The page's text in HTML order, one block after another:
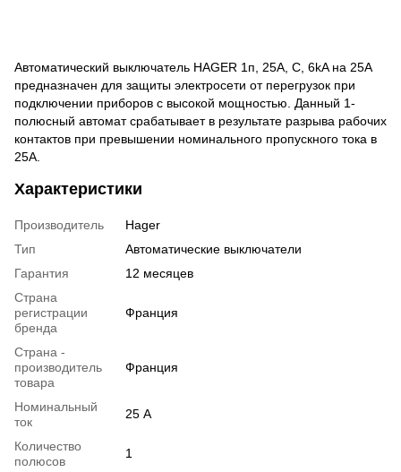
Автоматический выключатель HAGER 1п, 25А, C, 6kA на 25A
предназначен для защиты электросети от перегрузок при
подключении приборов с высокой мощностью. Данный 1-
полюсный автомат срабатывает в результате разрыва рабочих
контактов при превышении номинального пропускного тока в
25A.
Характеристики
Производитель
Hager
Тип
Автоматические выключатели
Гарантия
12 месяцев
Страна
регистрации
бренда
Франция
Страна -
производитель
товара
Франция
Номинальный
ток
25 А
Количество
полюсов
1